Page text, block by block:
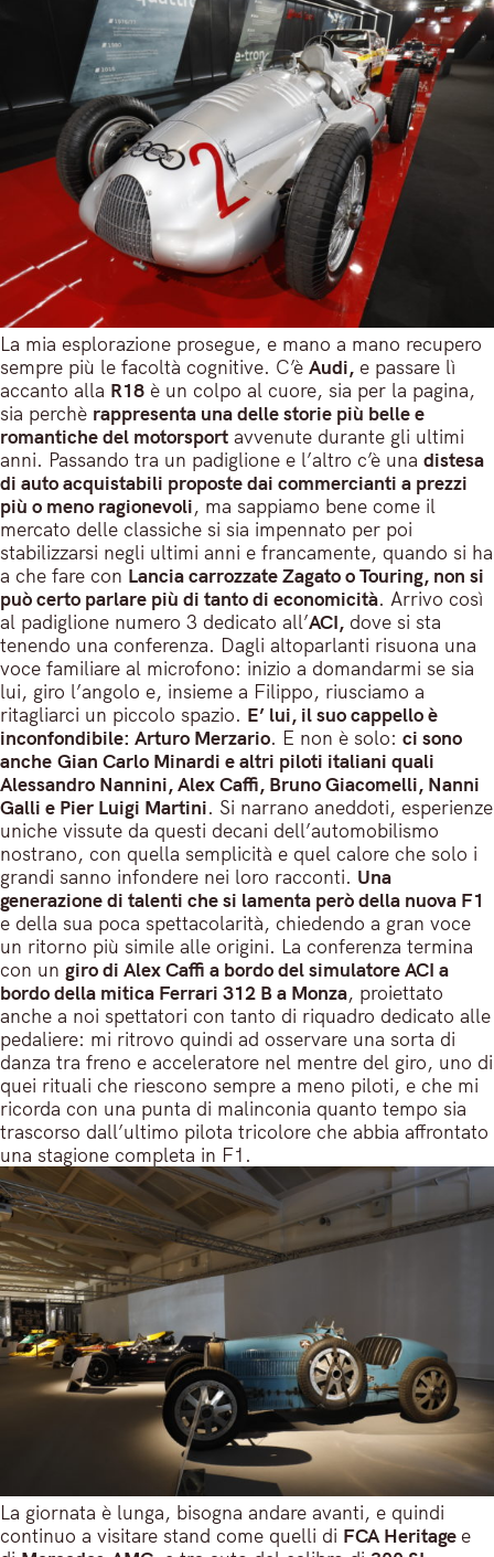
La mia esplorazione prosegue, e mano a mano recupero
sempre più le facoltà cognitive. C’è Audi, e passare lì
accanto alla R18 è un colpo al cuore, sia per la pagina,
sia perchè rappresenta una delle storie più belle e
romantiche del motorsport avvenute durante gli ultimi
anni. Passando tra un padiglione e l’altro c’è una distesa
di auto acquistabili proposte dai commercianti a prezzi
più o meno ragionevoli, ma sappiamo bene come il
mercato delle classiche si sia impennato per poi
stabilizzarsi negli ultimi anni e francamente, quando si ha
a che fare con Lancia carrozzate Zagato o Touring, non si
può certo parlare più di tanto di economicità. Arrivo così
al padiglione numero 3 dedicato all’ACI, dove si sta
tenendo una conferenza. Dagli altoparlanti risuona una
voce familiare al microfono: inizio a domandarmi se sia
lui, giro l’angolo e, insieme a Filippo, riusciamo a
ritagliarci un piccolo spazio. E’ lui, il suo cappello è
inconfondibile: Arturo Merzario. E non è solo: ci sono
anche Gian Carlo Minardi e altri piloti italiani quali
Alessandro Nannini, Alex Caffi, Bruno Giacomelli, Nanni
Galli e Pier Luigi Martini. Si narrano aneddoti, esperienze
uniche vissute da questi decani dell’automobilismo
nostrano, con quella semplicità e quel calore che solo i
grandi sanno infondere nei loro racconti. Una
generazione di talenti che si lamenta però della nuova F1
e della sua poca spettacolarità, chiedendo a gran voce
un ritorno più simile alle origini. La conferenza termina
con un giro di Alex Caffi a bordo del simulatore ACI a
bordo della mitica Ferrari 312 B a Monza, proiettato
anche a noi spettatori con tanto di riquadro dedicato alle
pedaliere: mi ritrovo quindi ad osservare una sorta di
danza tra freno e acceleratore nel mentre del giro, uno di
quei rituali che riescono sempre a meno piloti, e che mi
ricorda con una punta di malinconia quanto tempo sia
trascorso dall’ultimo pilota tricolore che abbia affrontato
una stagione completa in F1.
La giornata è lunga, bisogna andare avanti, e quindi
continuo a visitare stand come quelli di FCA Heritage e